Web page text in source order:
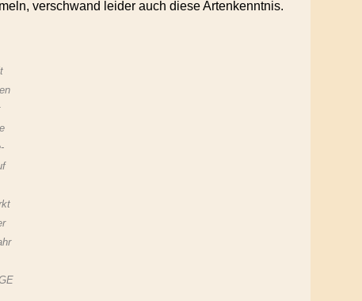
verschwand leider auch diese Artenkenntnis.